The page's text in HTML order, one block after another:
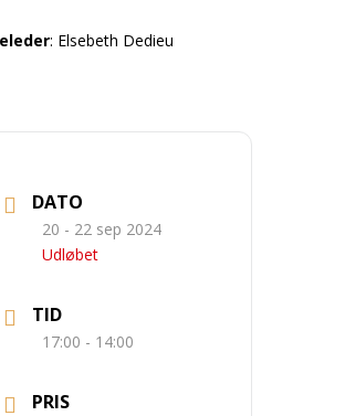
: Elsebeth Dedieu
DATO
20 - 22 sep 2024
Udløbet
TID
17:00 - 14:00
PRIS